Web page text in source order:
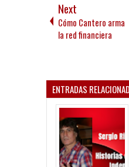
Next
Cómo Cantero arma
la red financiera
ENTRADAS